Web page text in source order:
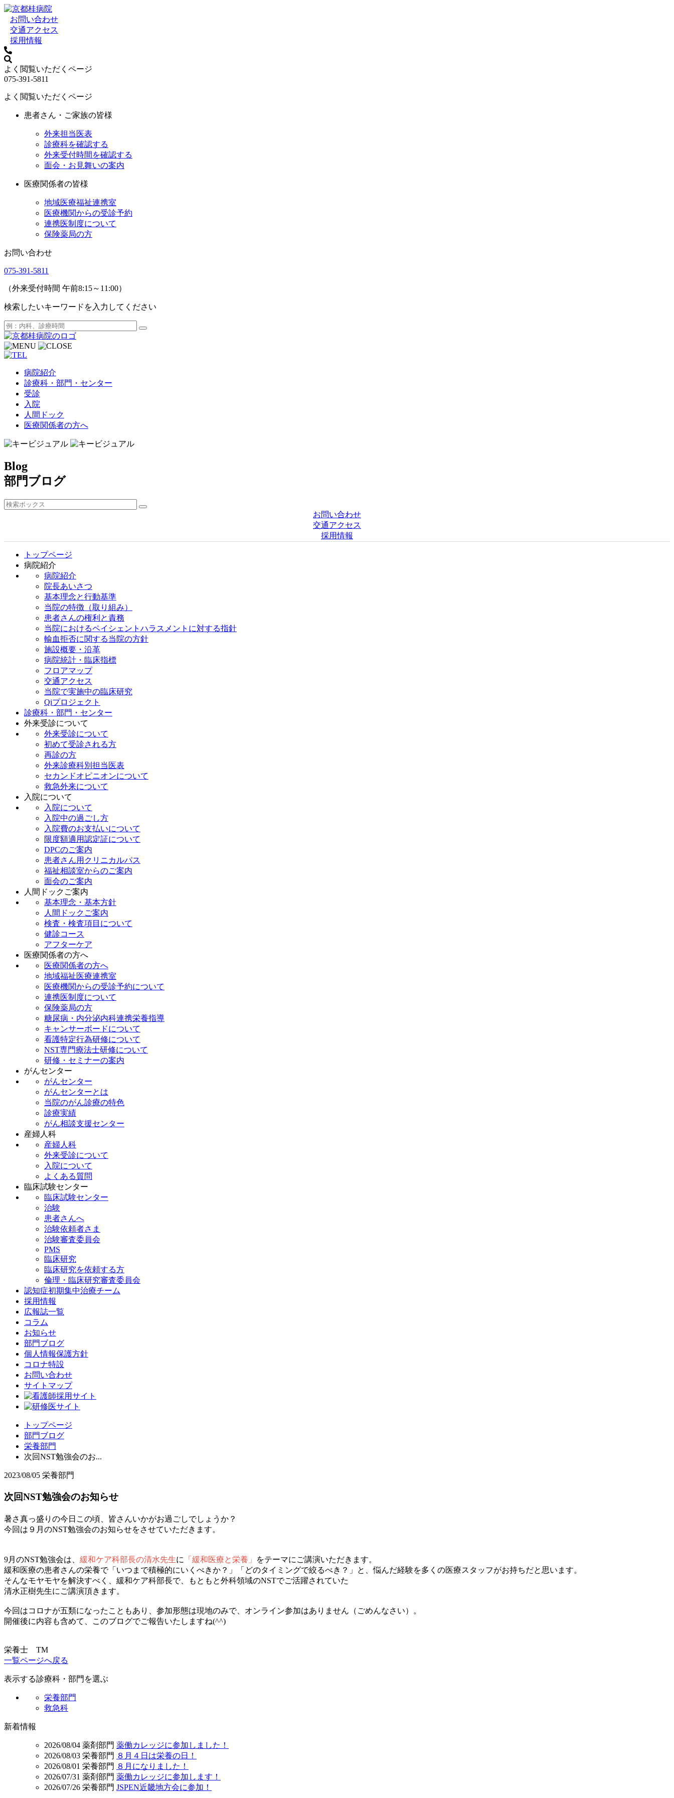
お問い合わせ
交通アクセス
採用情報
よく閲覧いただくページ
075-391-5811
よく閲覧いただくページ
患者さん・ご家族の皆様
外来担当医表
診療科を確認する
外来受付時間を確認する
面会・お見舞いの案内
医療関係者の皆様
地域医療福祉連携室
医療機関からの受診予約
連携医制度について
保険薬局の方
お問い合わせ
075-391-5811
（外来受付時間 午前8:15～11:00）
検索したいキーワードを入力してください
病院紹介
診療科・部門・センター
受診
入院
人間ドック
医療関係者の方へ
Blog
部門ブログ
お問い合わせ
交通アクセス
採用情報
トップページ
病院紹介
病院紹介
院長あいさつ
基本理念と行動基準
当院の特徴（取り組み）
患者さんの権利と責務
当院におけるペイシェントハラスメントに対する指針
輸血拒否に関する当院の方針
施設概要・沿革
病院統計・臨床指標
フロアマップ
交通アクセス
当院で実施中の臨床研究
Qiプロジェクト
診療科・部門・センター
外来受診について
外来受診について
初めて受診される方
再診の方
外来診療科別担当医表
セカンドオピニオンについて
救急外来について
入院について
入院について
入院中の過ごし方
入院費のお支払いについて
限度額適用認定証について
DPCのご案内
患者さん用クリニカルパス
福祉相談室からのご案内
面会のご案内
人間ドックご案内
基本理念・基本方針
人間ドックご案内
検査・検査項目について
健診コース
アフターケア
医療関係者の方へ
医療関係者の方へ
地域福祉医療連携室
医療機関からの受診予約について
連携医制度について
保険薬局の方
糖尿病・内分泌内科連携栄養指導
キャンサーボードについて
看護特定行為研修について
NST専門療法士研修について
研修・セミナーの案内
がんセンター
がんセンター
がんセンターとは
当院のがん診療の特色
診療実績
がん相談支援センター
産婦人科
産婦人科
外来受診について
入院について
よくある質問
臨床試験センター
臨床試験センター
治験
患者さんへ
治験依頼者さま
治験審査委員会
PMS
臨床研究
臨床研究を依頼する方
倫理・臨床研究審査委員会
認知症初期集中治療チーム
採用情報
広報誌一覧
コラム
お知らせ
部門ブログ
個人情報保護方針
コロナ特設
お問い合わせ
サイトマップ
トップページ
部門ブログ
栄養部門
次回NST勉強会のお...
2023/08/05 栄養部門
次回NST勉強会のお知らせ
暑さ真っ盛りの今日この頃、皆さんいかがお過ごしでしょうか？
今回は９月のNST勉強会のお知らせをさせていただきます。
9月のNST勉強会は、 緩和ケア科部長の清水先生に 「緩和医療と栄養」
をテーマにご講演いただきます。
緩和医療の患者さんの栄養で「いつまで積極的にいくべきか？」「どのタイミングで絞るべき？」と、悩んだ経験を多くの医療スタッフがお持ちだと思います。
そんなモヤモヤを解決すべく、緩和ケア科部長で、もともと外科領域のNSTでご活躍されていた
清水正樹先生にご講演頂きます。
今回はコロナが五類になったこともあり、参加形態は現地のみで、オンライン参加はありません（ごめんなさい）。
開催後に内容も含めて、このブログでご報告いたしますね(^^)
栄養士 TM
一覧ページへ戻る
表示する診療科・部門を選ぶ
栄養部門
救急科
新着情報
2026/08/04 薬剤部門 薬働カレッジに参加しました！
2026/08/03 栄養部門 ８月４日は栄養の日！
2026/08/01 栄養部門 ８月になりました！
2026/07/31 薬剤部門 薬働カレッジに参加します！
2026/07/26 栄養部門 JSPEN近畿地方会に参加！